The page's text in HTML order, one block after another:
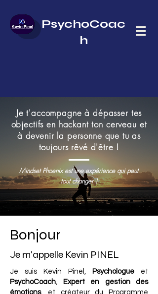
PsychoCoac
h
Je t'accompagne à dépasser tes
objectifs en hackant ton cerveau et
à devenir la personne que tu as
toujours rêvé d'être !
Mindset Phoenix est une expérience qui peut
tout changer !
Bonjour
Je m'appelle Kevin PINEL
Je suis Kevin Pinel, Psychologue et
PsychoCoach,
Expert en gestion des
émotions, et créateur du Programme